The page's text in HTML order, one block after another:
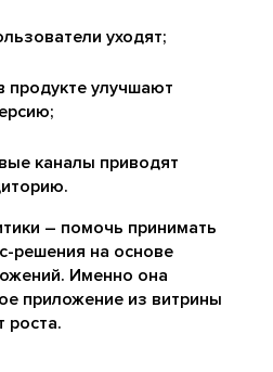
уходят;
продукте улучшают
каналы приводят
– помочь принимать
решения на основе
Именно она
приложение из витрины
роста.